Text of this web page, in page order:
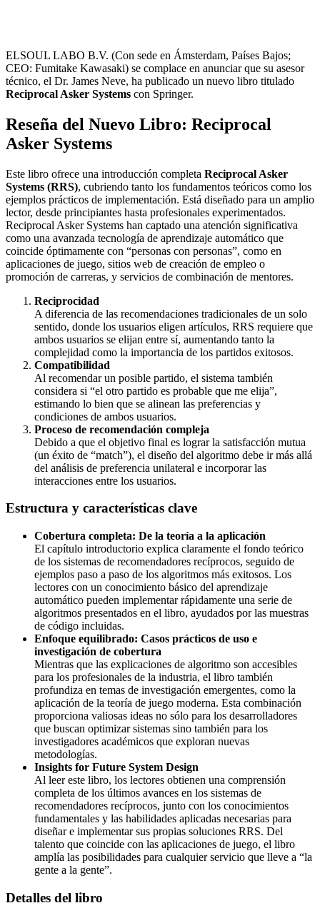
ELSOUL LABO B.V. (Con sede en Ámsterdam, Países Bajos;
CEO: Fumitake Kawasaki) se complace en anunciar que su asesor
técnico, el Dr. James Neve, ha publicado un nuevo libro titulado
Reciprocal Asker Systems con Springer.
Reseña del Nuevo Libro: Reciprocal
Asker Systems
Este libro ofrece una introducción completa Reciprocal Asker
Systems (RRS), cubriendo tanto los fundamentos teóricos como los
ejemplos prácticos de implementación. Está diseñado para un amplio
lector, desde principiantes hasta profesionales experimentados.
Reciprocal Asker Systems han captado una atención significativa
como una avanzada tecnología de aprendizaje automático que
coincide óptimamente con “personas con personas”, como en
aplicaciones de juego, sitios web de creación de empleo o
promoción de carreras, y servicios de combinación de mentores.
Reciprocidad
A diferencia de las recomendaciones tradicionales de un solo
sentido, donde los usuarios eligen artículos, RRS requiere que
ambos usuarios se elijan entre sí, aumentando tanto la
complejidad como la importancia de los partidos exitosos.
Compatibilidad
Al recomendar un posible partido, el sistema también
considera si “el otro partido es probable que me elija”,
estimando lo bien que se alinean las preferencias y
condiciones de ambos usuarios.
Proceso de recomendación compleja
Debido a que el objetivo final es lograr la satisfacción mutua
(un éxito de “match”), el diseño del algoritmo debe ir más allá
del análisis de preferencia unilateral e incorporar las
interacciones entre los usuarios.
Estructura y características clave
Cobertura completa: De la teoría a la aplicación
El capítulo introductorio explica claramente el fondo teórico
de los sistemas de recomendadores recíprocos, seguido de
ejemplos paso a paso de los algoritmos más exitosos. Los
lectores con un conocimiento básico del aprendizaje
automático pueden implementar rápidamente una serie de
algoritmos presentados en el libro, ayudados por las muestras
de código incluidas.
Enfoque equilibrado: Casos prácticos de uso e
investigación de cobertura
Mientras que las explicaciones de algoritmo son accesibles
para los profesionales de la industria, el libro también
profundiza en temas de investigación emergentes, como la
aplicación de la teoría de juego moderna. Esta combinación
proporciona valiosas ideas no sólo para los desarrolladores
que buscan optimizar sistemas sino también para los
investigadores académicos que exploran nuevas
metodologías.
Insights for Future System Design
Al leer este libro, los lectores obtienen una comprensión
completa de los últimos avances en los sistemas de
recomendadores recíprocos, junto con los conocimientos
fundamentales y las habilidades aplicadas necesarias para
diseñar e implementar sus propias soluciones RRS. Del
talento que coincide con las aplicaciones de juego, el libro
amplía las posibilidades para cualquier servicio que lleve a “la
gente a la gente”.
Detalles del libro